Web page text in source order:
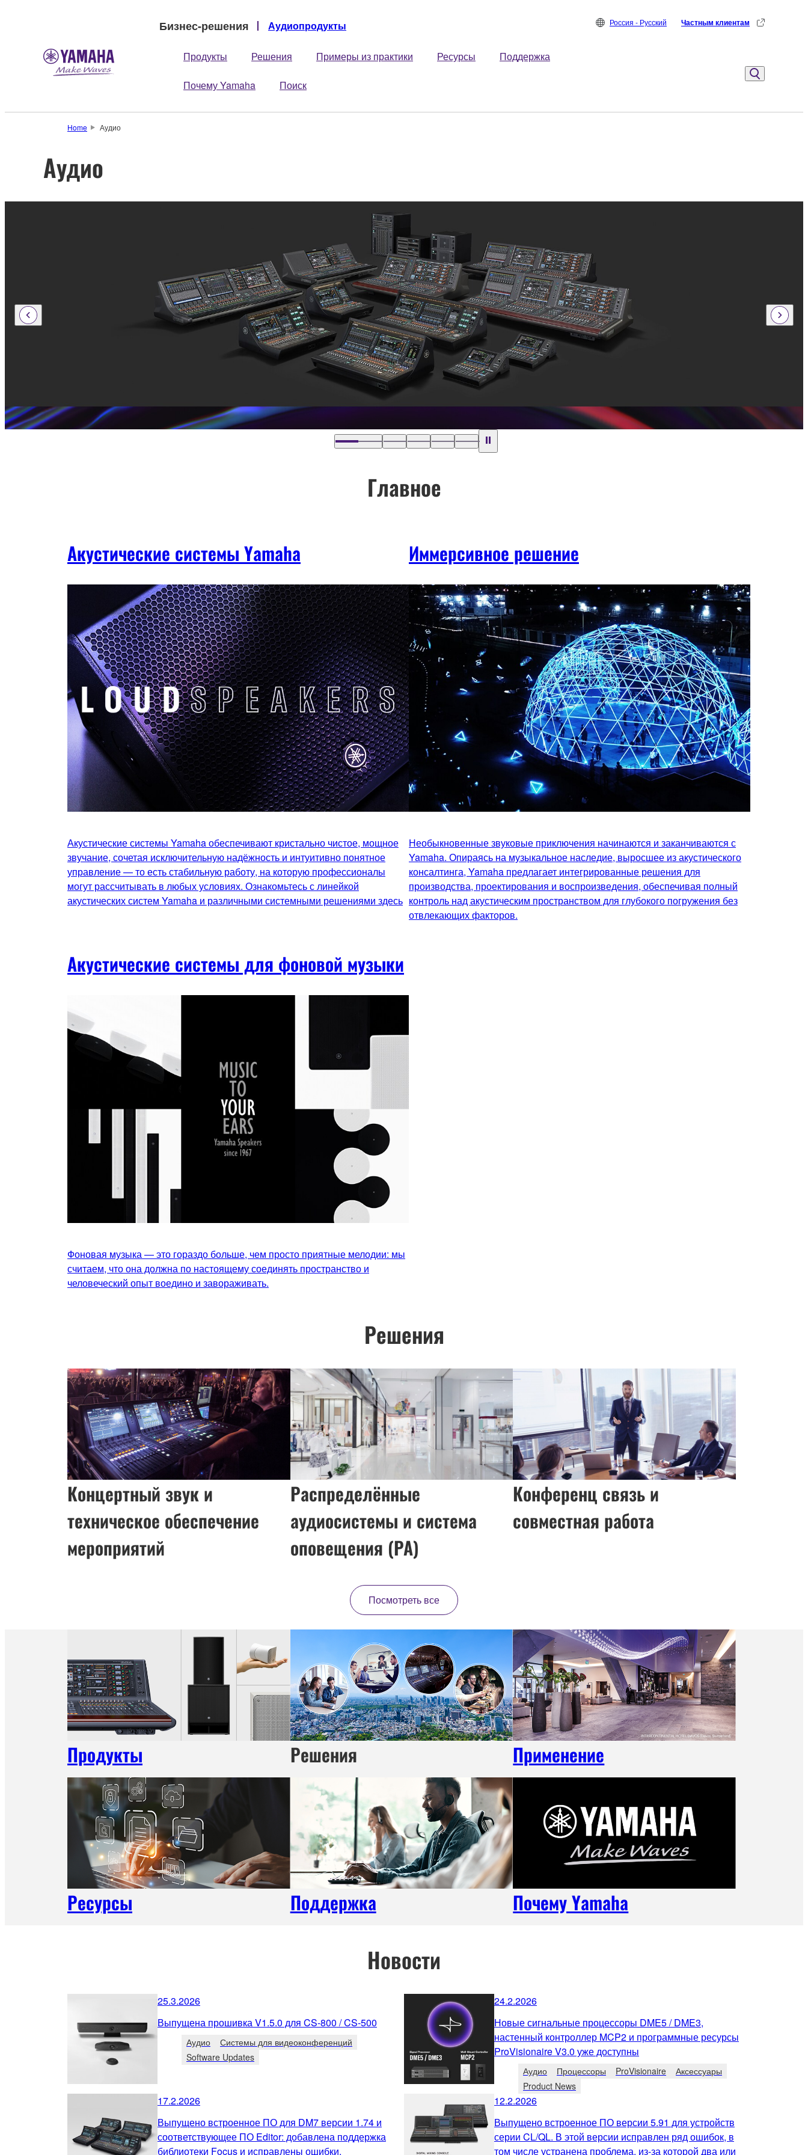
Бизнес-решения Аудиопродукты
Продукты Решения Примеры из практики Ресурсы Поддержка
Почему Yamaha Поиск
Россия - Русский Частным клиентам
Home Аудио
Аудио
Главное
Акустические системы Yamaha
Акустические системы Yamaha обеспечивают кристально чистое, мощное
звучание, сочетая исключительную надёжность и интуитивно понятное
управление — то есть стабильную работу, на которую профессионалы
могут рассчитывать в любых условиях. Ознакомьтесь с линейкой
акустических систем Yamaha и различными системными решениями здесь
Иммерсивное решение
Необыкновенные звуковые приключения начинаются и заканчиваются с
Yamaha. Опираясь на музыкальное наследие, выросшее из акустического
консалтинга, Yamaha предлагает интегрированные решения для
производства, проектирования и воспроизведения, обеспечивая полный
контроль над акустическим пространством для глубокого погружения без
отвлекающих факторов.
Акустические системы для фоновой музыки
Фоновая музыка — это гораздо больше, чем просто приятные мелодии: мы
считаем, что она должна по настоящему соединять пространство и
человеческий опыт воедино и завораживать.
Решения
Концертный звук и
техническое обеспечение
мероприятий
Распределённые
аудиосистемы и система
оповещения (PA)
Конференц связь и
совместная работа
Посмотреть все
Продукты Решения Применение
Ресурсы Поддержка Почему Yamaha
Новости
25.3.2026
Выпущена прошивка V1.5.0 для CS-800 / CS-500
Аудио
Системы для видеоконференций
Software Updates
24.2.2026
Новые сигнальные процессоры DME5 / DME3,
настенный контроллер MCP2 и программные ресурсы
ProVisionaire V3.0 уже доступны
Аудио Процессоры ProVisionaire
Аксессуары
Product News
17.2.2026
Выпущено встроенное ПО для DM7 версии 1.74 и
соответствующее ПО Editor: добавлена поддержка
библиотеки Focus и исправлены ошибки.
12.2.2026
Выпущено встроенное ПО версии 5.91 для устройств
серии CL/QL. В этой версии исправлен ряд ошибок, в
том числе устранена проблема, из-за которой два или